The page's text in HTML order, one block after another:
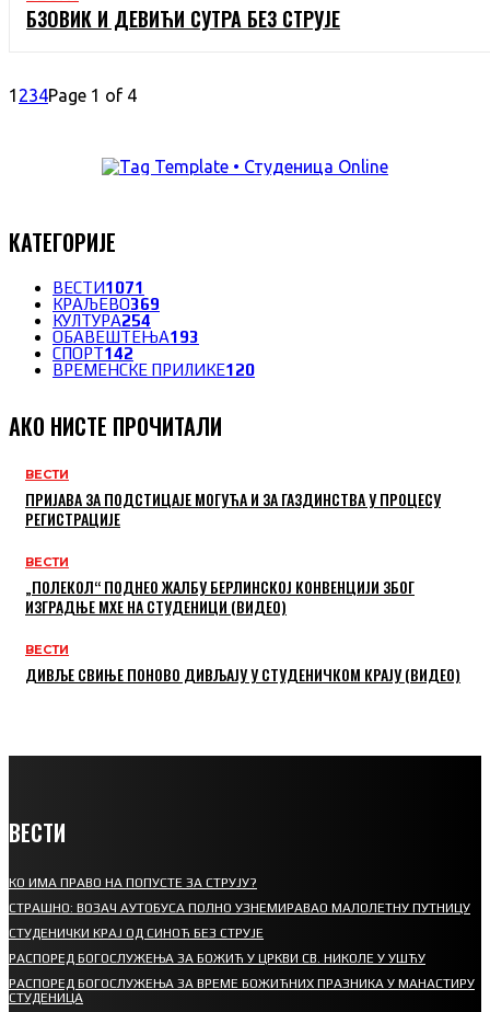
БЗОВИК И ДЕВИЋИ СУТРА БЕЗ СТРУЈЕ
1 234Page 1 of 4
КАТЕГОРИЈЕ
ВЕСТИ1071
КРАЉЕВО369
КУЛТУРА254
ОБАВЕШТЕЊА193
СПОРТ142
ВРЕМЕНСКЕ ПРИЛИКЕ120
АКО НИСТЕ ПРОЧИТАЛИ
ВЕСТИ
ПРИЈАВА ЗА ПОДСТИЦАЈЕ МОГУЋА И ЗА ГАЗДИНСТВА У ПРОЦЕСУ
РЕГИСТРАЦИЈЕ
ВЕСТИ
„ПОЛЕКОЛ“ ПОДНЕО ЖАЛБУ БЕРЛИНСКОЈ КОНВЕНЦИЈИ ЗБОГ
ИЗГРАДЊЕ МХЕ НА СТУДЕНИЦИ (ВИДЕО)
ВЕСТИ
ДИВЉЕ СВИЊЕ ПОНОВО ДИВЉАЈУ У СТУДЕНИЧКОМ КРАЈУ (ВИДЕО)
ВЕСТИ
КО ИМА ПРАВО НА ПОПУСТЕ ЗА СТРУЈУ?
СТРАШНО: ВОЗАЧ АУТОБУСА ПОЛНО УЗНЕМИРАВАО МАЛОЛЕТНУ ПУТНИЦУ
СТУДЕНИЧКИ КРАЈ ОД СИНОЋ БЕЗ СТРУЈЕ
РАСПОРЕД БОГОСЛУЖЕЊА ЗА БОЖИЋ У ЦРКВИ СВ. НИКОЛЕ У УШЋУ
РАСПОРЕД БОГОСЛУЖЕЊА ЗА ВРЕМЕ БОЖИЋНИХ ПРАЗНИКА У МАНАСТИРУ
СТУДЕНИЦА